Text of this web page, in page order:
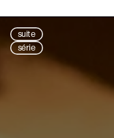
suite
série